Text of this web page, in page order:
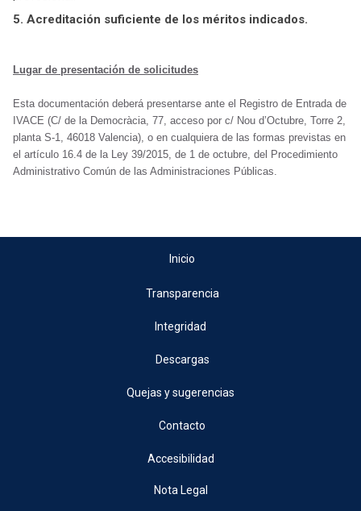
5. Acreditación suficiente de los méritos indicados.
Lugar de presentación de solicitudes
Esta documentación deberá presentarse ante el Registro de Entrada de
IVACE (C/ de la Democràcia, 77, acceso por c/ Nou d’Octubre, Torre 2,
planta S-1, 46018 Valencia), o en cualquiera de las formas previstas en
el artículo 16.4 de la Ley 39/2015, de 1 de octubre, del Procedimiento
Administrativo Común de las Administraciones Públicas.
Inicio
Transparencia
Integridad
Descargas
Quejas y sugerencias
Contacto
Accesibilidad
Nota Legal